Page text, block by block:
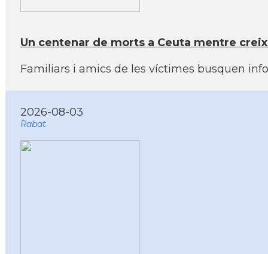
Un centenar de morts a Ceuta mentre
Familiars i amics de les víctimes busquen
2026-08-03
Rabat